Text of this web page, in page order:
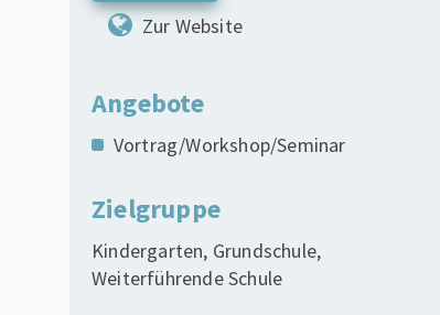
Zur Website
Angebote
Vortrag/Workshop/Seminar
Zielgruppe
Kindergarten, Grundschule,
Weiterführende Schule